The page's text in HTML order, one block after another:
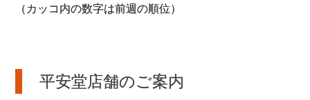
（カッコ内の数字は前週の順位）
平安堂店舗のご案内